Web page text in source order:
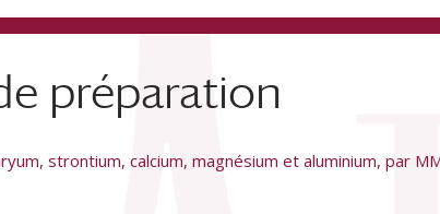
préparation
strontium, calcium, magnésium et aluminium, par